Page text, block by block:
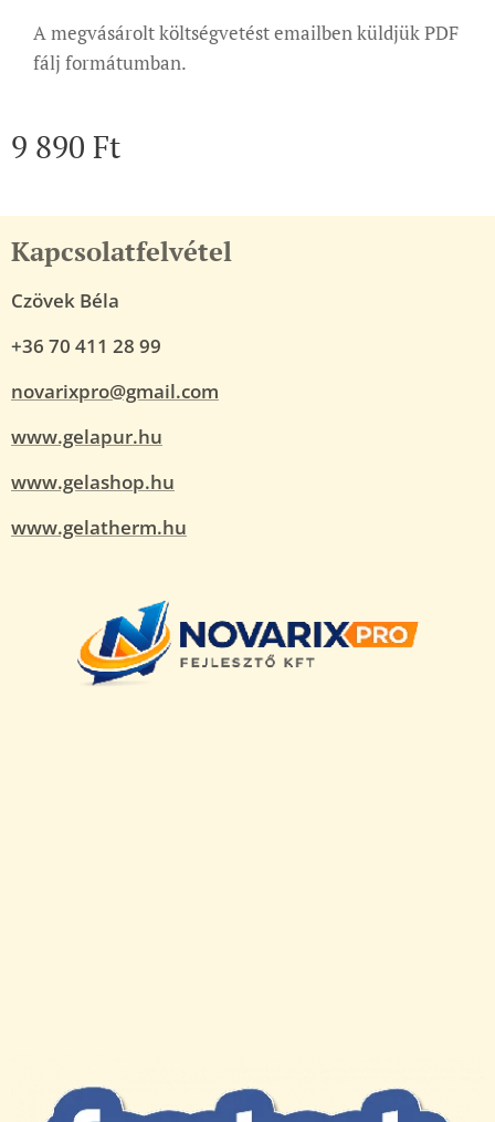
A megvásárolt költségvetést emailben küldjük PDF
fálj formátumban.
9 890 Ft
Kapcsolatfelvétel
Czövek Béla
+36 70 411 28 99
novarixpro@gmail.com
www.gelapur.hu
www.gelashop.hu
www.gelatherm.hu